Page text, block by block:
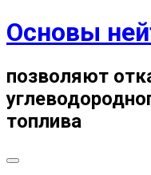
Skip
to
Основы
позволяют
топлива